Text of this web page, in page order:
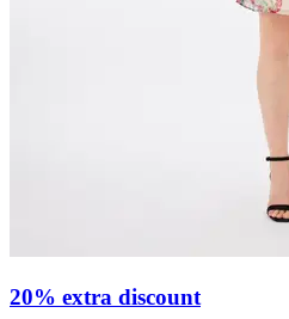
20% extra discount